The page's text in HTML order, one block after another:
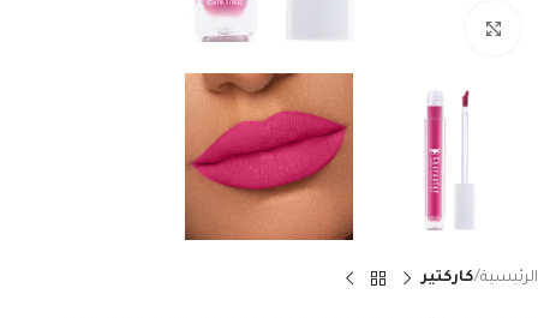
الرئيسية كاركتير